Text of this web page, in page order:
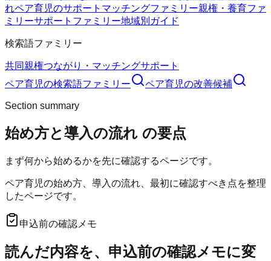
れペア育児のサポート マッチングファミリー親権・養育ファ
ミリーサポートファミリー地域別ガイド
検索語ファミリー
共同親権つながり・マッチングサポート
ペア育児の検索語ファミリー ペア育児の改善候補
Section summary
始め方と導入の流れ の要点
まず何から始めるかを先に確認するページです。
ペア育児の始め方、導入の流れ、最初に確認すべき点を整理
したページです。
申込前の確認メモ
読んだ内容を、申込前の確認メモに変